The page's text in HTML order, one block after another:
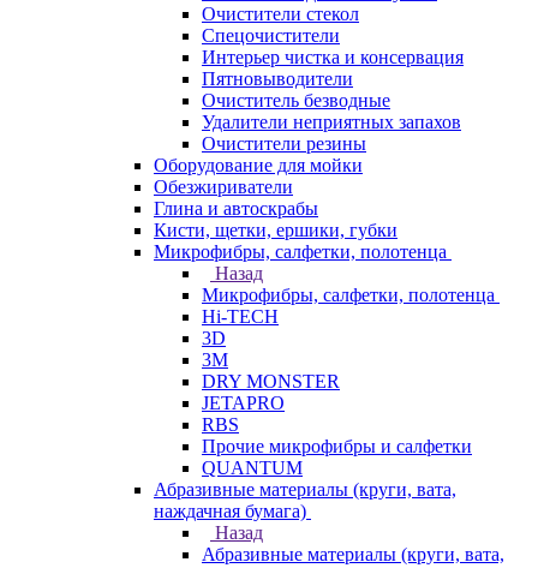
Очистители стекол
Спецочистители
Интерьер чистка и консервация
Пятновыводители
Очиститель безводные
Удалители неприятных запахов
Очистители резины
Оборудование для мойки
Обезжириватели
Глина и автоскрабы
Кисти, щетки, ершики, губки
Микрофибры, салфетки, полотенца
Назад
Микрофибры, салфетки, полотенца
Hi-TECH
3D
3М
DRY MONSTER
JETAPRO
RBS
Прочие микрофибры и салфетки
QUANTUM
Абразивные материалы (круги, вата,
наждачная бумага)
Назад
Абразивные материалы (круги, вата,